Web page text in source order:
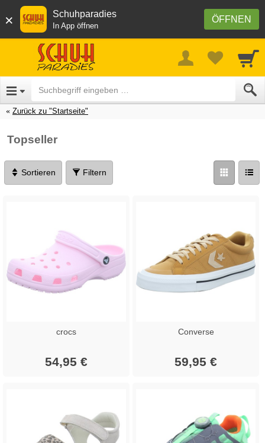
× ÖFFNEN
Schuhparadies
In App öffnen
Zurück zu "Startseite"
Topseller
Sortieren Filtern
crocs
54,95 €
Converse
59,95 €